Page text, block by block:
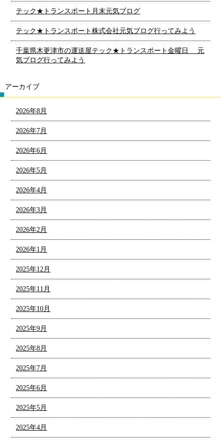
テック★トランスポート月末元気ブログ
テック★トランスポート株式会社元気ブログ行ってみよう
千葉県木更津市の運送屋テック★トランスポート金曜日 元
気ブログ行ってみよう
アーカイブ
2026年8月
2026年7月
2026年6月
2026年5月
2026年4月
2026年3月
2026年2月
2026年1月
2025年12月
2025年11月
2025年10月
2025年9月
2025年8月
2025年7月
2025年6月
2025年5月
2025年4月